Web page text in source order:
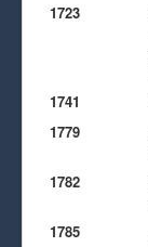
1723
1741
1779
1782
1785